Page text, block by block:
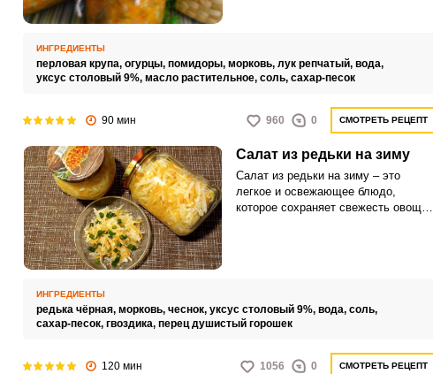
ИНГРЕДИЕНТЫ
перловая крупа, огурцы, помидоры, морковь, лук репчатый, вода,
уксус столовый 9%, масло растительное, соль, сахар-песок
90 мин 960 0 СМОТРЕТЬ РЕЦЕПТ
Салат из редьки на зиму
Салат из редьки на зиму – это
легкое и освежающее блюдо,
которое сохраняет свежесть овощей
ИНГРЕДИЕНТЫ
редька чёрная, морковь, чеснок, уксус столовый 9%, вода, соль,
сахар-песок, гвоздика, перец душистый горошек
120 мин 1056 0 СМОТРЕТЬ РЕЦЕПТ